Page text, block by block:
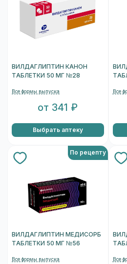
ВИЛДАГЛИПТИН КАНОН
ТАБЛЕТКИ 50 МГ №28
Все формы выпуска
от 341 ₽
Выбрать аптеку
Все
По рецепту
ВИЛДАГЛИПТИН МЕДИСОРБ
ТАБЛЕТКИ 50 МГ №56
Все формы выпуска Все